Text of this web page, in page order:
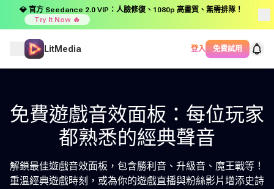
💎 官方 Seedance 2.0 VIP：人臉修復、1080p 高畫質、無需排隊！
Try It Now 🔥
LitMedia 登入 免費試用
免費遊戲音效面板：每位玩家
都熟悉的經典聲音
解鎖最佳遊戲音效面板，包含勝利音、升級音、魔王戰等！
重溫經典遊戲時刻，或為你的遊戲直播與粉絲影片增添史詩